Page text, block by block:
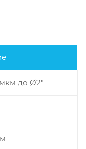
до Ø2"